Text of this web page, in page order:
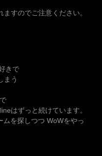
すのでご注意ください。
きで
まう
はずっと続けています。
を探しつつ WoWをやっ